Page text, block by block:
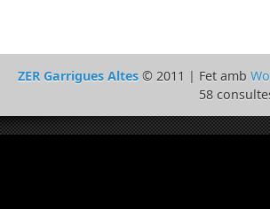
ZER Garrigues Altes © 2011 | Fet amb
58